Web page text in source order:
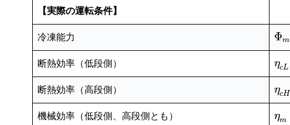
【実際の運転条件】
冷凍能力 Φm
断熱効率（低段側） ηcL
断熱効率（高段側） ηcH
機械効率（低段側、高段側とも） ηm